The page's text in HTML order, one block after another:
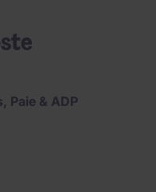
Paie & ADP